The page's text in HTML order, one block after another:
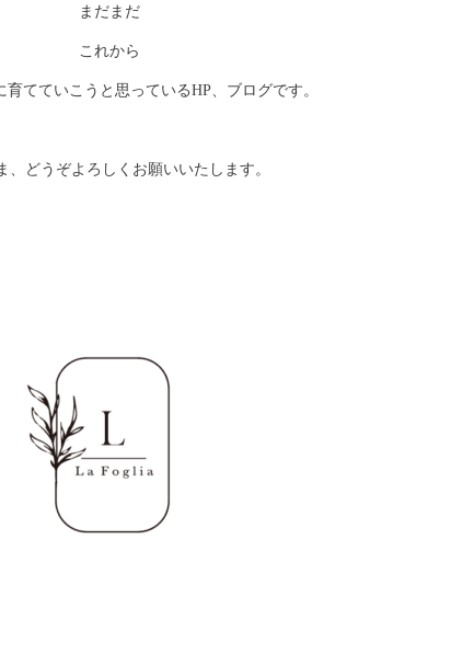
まだまだ
これから
育てていこうと思っているHP、ブログです。
、どうぞよろしくお願いいたします。